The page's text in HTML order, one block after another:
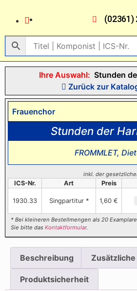
(02361)
Ihre Auswahl: Stunden
Zurück zur
Frauenchor
Stunden der
FROMMLET,
inkl. der
ICS-Nr. Art Preis
1930.33 Singpartitur * 1,60 €
* Bei kleineren Bestellmengen als 20
Sie bitte dasKontaktformular.
Beschreibung
Produktsicherheit